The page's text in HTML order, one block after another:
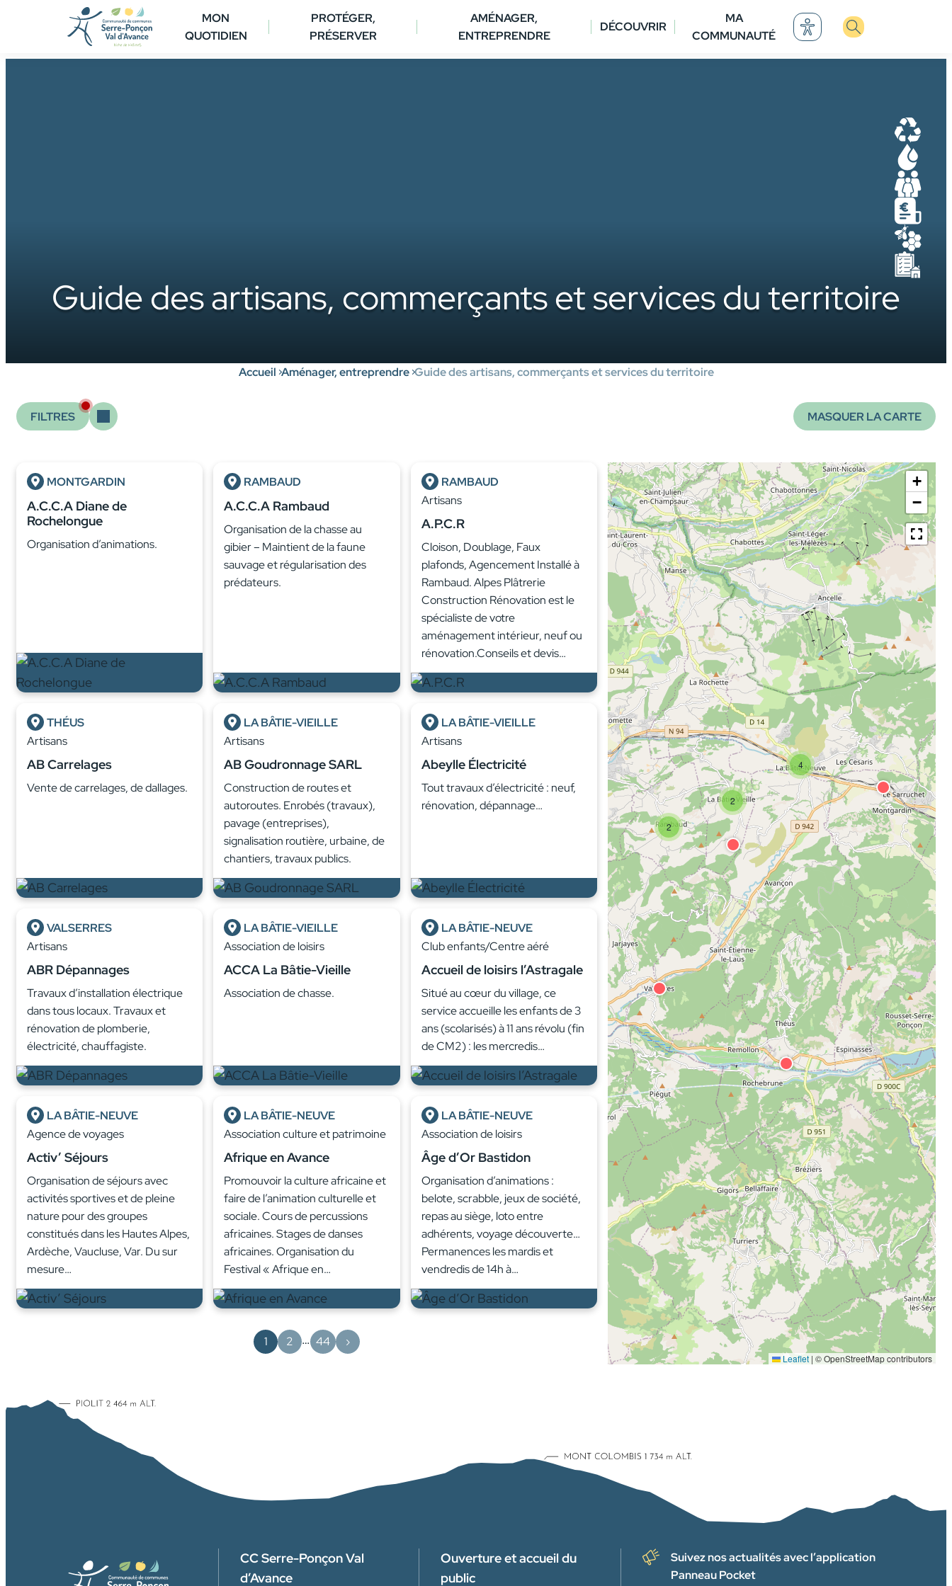
MON
QUOTIDIEN
PROTÉGER,
PRÉSERVER
AMÉNAGER,
ENTREPRENDRE
DÉCOUVRIR
MA
COMMUNAUTÉ
Guide des artisans, commerçants et services du territoire
Accueil Aménager, entreprendre Guide des artisans, commerçants et services du territoire
FILTRES MASQUER LA CARTE
MONTGARDIN
A.C.C.A Diane de
Rochelongue
Organisation d’animations.
RAMBAUD
A.C.C.A Rambaud
Organisation de la chasse au
gibier – Maintient de la faune
sauvage et régularisation des
prédateurs.
RAMBAUD
Artisans
A.P.C.R
Cloison, Doublage, Faux
plafonds, Agencement Installé à
Rambaud. Alpes Plâtrerie
Construction Rénovation est le
spécialiste de votre
aménagement intérieur, neuf ou
rénovation.Conseils et devis…
THÉUS
Artisans
AB Carrelages
Vente de carrelages, de dallages.
LA BÂTIE-VIEILLE
Artisans
AB Goudronnage SARL
Construction de routes et
autoroutes. Enrobés (travaux),
pavage (entreprises),
signalisation routière, urbaine, de
chantiers, travaux publics.
LA BÂTIE-VIEILLE
Artisans
Abeylle Électricité
Tout travaux d’électricité : neuf,
rénovation, dépannage…
VALSERRES
Artisans
ABR Dépannages
Travaux d’installation électrique
dans tous locaux. Travaux et
rénovation de plomberie,
électricité, chauffagiste.
LA BÂTIE-VIEILLE
Association de loisirs
ACCA La Bâtie-Vieille
Association de chasse.
LA BÂTIE-NEUVE
Club enfants/Centre aéré
Accueil de loisirs l’Astragale
Situé au cœur du village, ce
service accueille les enfants de 3
ans (scolarisés) à 11 ans révolu (fin
de CM2) : les mercredis…
LA BÂTIE-NEUVE
Agence de voyages
Activ’ Séjours
Organisation de séjours avec
activités sportives et de pleine
nature pour des groupes
constitués dans les Hautes Alpes,
Ardèche, Vaucluse, Var. Du sur
mesure…
LA BÂTIE-NEUVE
Association culture et patrimoine
Afrique en Avance
Promouvoir la culture africaine et
faire de l’animation culturelle et
sociale. Cours de percussions
africaines. Stages de danses
africaines. Organisation du
Festival « Afrique en…
LA BÂTIE-NEUVE
Association de loisirs
Âge d’Or Bastidon
Organisation d’animations :
belote, scrabble, jeux de société,
repas au siège, loto entre
adhérents, voyage découverte…
Permanences les mardis et
vendredis de 14h à…
1 2 … 44 ›
4
2
2
+
−
Leaflet | © OpenStreetMap contributors
CC Serre-Ponçon Val
d’Avance
Ouverture et accueil du
public
Suivez nos actualités avec l’application
Panneau Pocket